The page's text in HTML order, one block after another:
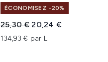
ÉCONOMISEZ -20%
Prix de vente :
25,30 €Prix ​​actuel :
20,24 €
134,93 € par L